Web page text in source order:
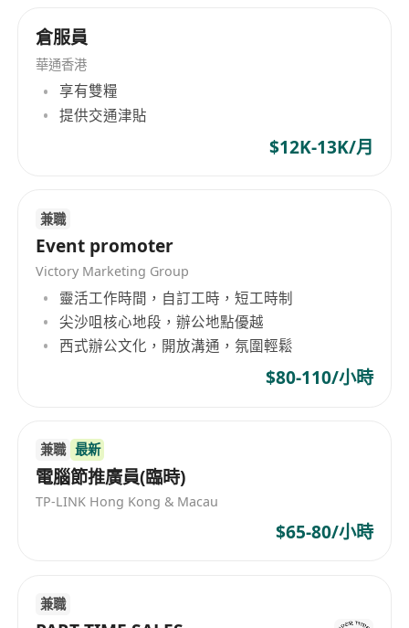
倉服員
華通香港
享有雙糧
提供交通津貼
$12K-13K/月
兼職
Event promoter
Victory Marketing Group
靈活工作時間，自訂工時，短工時制
尖沙咀核心地段，辦公地點優越
西式辦公文化，開放溝通，氛圍輕鬆
$80-110/小時
兼職 最新
電腦節推廣員(臨時)
TP-LINK Hong Kong & Macau
$65-80/小時
兼職